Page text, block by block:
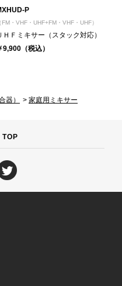
P
FM・VHF・UHF+FM・VHF・UHF）
ＨＦミキサー（スタック対応）
9,900（税込）
器） > 家庭用ミキサー
TOP